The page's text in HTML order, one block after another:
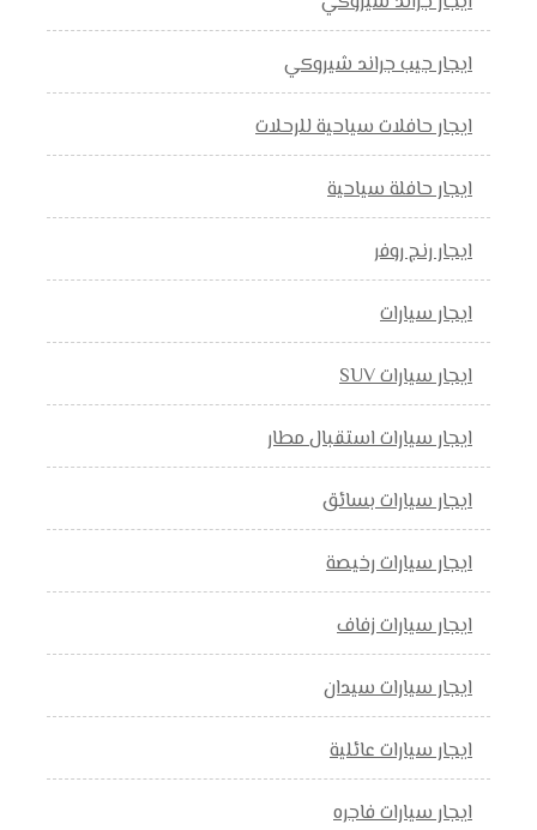
ايجار جيب جراند شيروكي
ايجار حافلات سياحية للرحلات
ايجار حافلة سياحية
ايجار رنج روفر
ايجار سيارات
ايجار سيارات SUV
ايجار سيارات استقبال مطار
ايجار سيارات بسائق
ايجار سيارات رخيصة
ايجار سيارات زفاف
ايجار سيارات سيدان
ايجار سيارات عائلية
ايجار سيارات فاجره